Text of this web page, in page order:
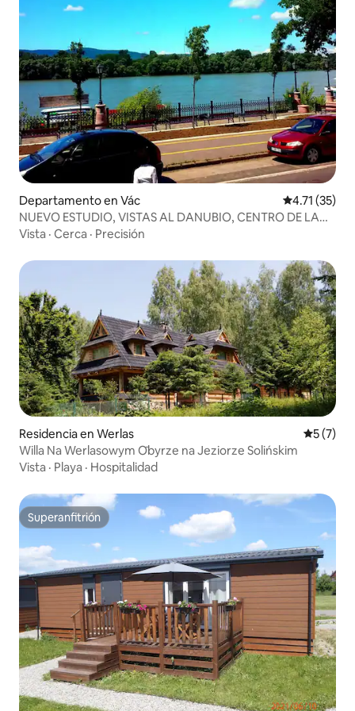
Departamento en Vác Calificación
4.71 (35)
NUEVO ESTUDIO, VISTAS AL DANUBIO, CENTRO DE LA
CIUDAD
Vista · Cerca · Precisión
Residencia en Werlas
5 (7)
Willa Na Werlasowym Ōbyrze na Jeziorze Solińskim
Vista · Playa · Hospitalidad
Superanfitrión
Superanfitrión